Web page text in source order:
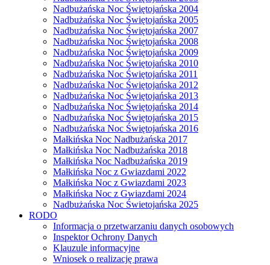
Nadbużańska Noc Świętojańska 2004
Nadbużańska Noc Świętojańska 2005
Nadbużańska Noc Świętojańska 2007
Nadbużańska Noc Świętojańska 2008
Nadbużańska Noc Świętojańska 2009
Nadbużańska Noc Świętojańska 2010
Nadbużańska Noc Świętojańska 2011
Nadbużańska Noc Świętojańska 2012
Nadbużańska Noc Świętojańska 2013
Nadbużańska Noc Świętojańska 2014
Nadbużańska Noc Świętojańska 2015
Nadbużańska Noc Świętojańska 2016
Małkińska Noc Nadbużańska 2017
Małkińska Noc Nadbużańska 2018
Małkińska Noc Nadbużańska 2019
Małkińska Noc z Gwiazdami 2022
Małkińska Noc z Gwiazdami 2023
Małkińska Noc z Gwiazdami 2024
Nadbużańska Noc Świetojańska 2025
RODO
Informacja o przetwarzaniu danych osobowych
Inspektor Ochrony Danych
Klauzule informacyjne
Wniosek o realizację prawa